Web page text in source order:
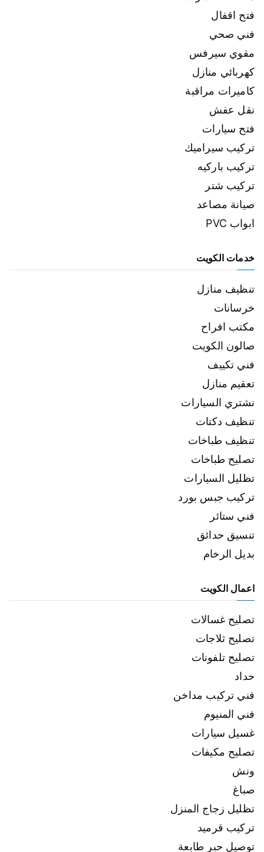
فتح اقفال
فني صحي
مقوي سيرفس
كهربائي منازل
كاميرات مراقبة
نقل عفش
فتح سيارات
تركيب سيراميك
تركيب باركيه
تركيب شتر
صيانة مصاعد
ابواب PVC
خدمات الكويت
تنظيف منازل
خرسانات
مكتب افراح
صالون الكويت
فني تكييف
تعقيم منازل
نشتري السيارات
تنظيف دكتات
تنظيف طباخات
تصليح طباخات
تظليل السيارات
تركيب جبس بورد
فني ستائر
تنسيق حدائق
بديل الرخام
اعمال الكويت
تصليح غسالات
تصليح ثلاجات
تصليح تلفونات
حداد
فني تركيب مداخن
فني المنيوم
غسيل سيارات
تصليح مكيفات
ونش
صباغ
تظليل زجاج المنزل
تركيب قرميد
توصيل حبر طابعة